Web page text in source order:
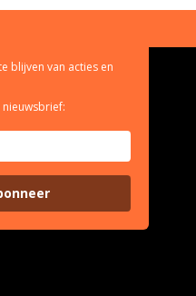
blijven van acties en